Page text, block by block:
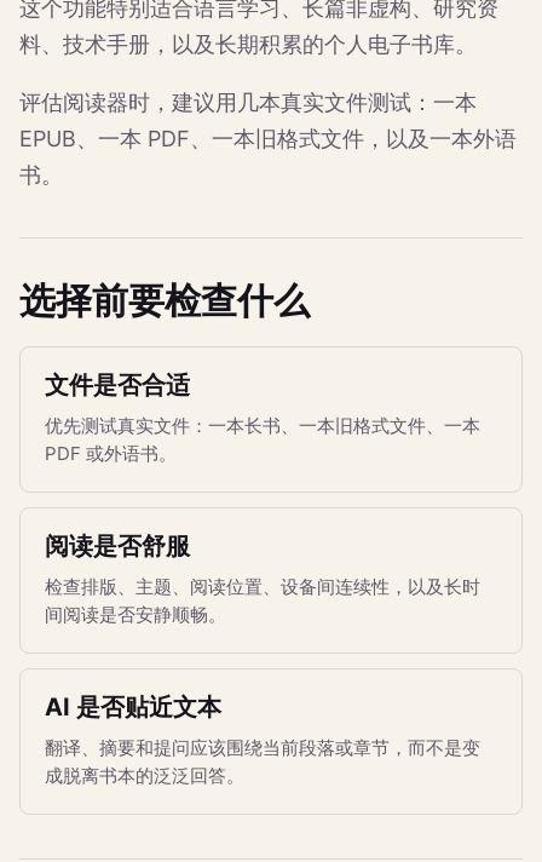
这个功能特别适合语言学习、长篇非虚构、研究资
料、技术手册，以及长期积累的个人电子书库。
评估阅读器时，建议用几本真实文件测试：一本
EPUB、一本 PDF、一本旧格式文件，以及一本外语
书。
选择前要检查什么
文件是否合适
优先测试真实文件：一本长书、一本旧格式文件、一本
PDF 或外语书。
阅读是否舒服
检查排版、主题、阅读位置、设备间连续性，以及长时
间阅读是否安静顺畅。
AI 是否贴近文本
翻译、摘要和提问应该围绕当前段落或章节，而不是变
成脱离书本的泛泛回答。